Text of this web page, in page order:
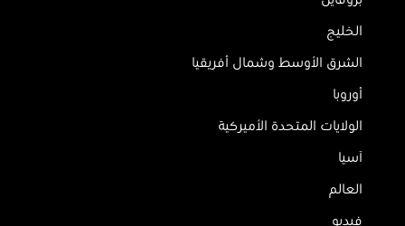
الخليج
الشرق الأوسط وشمال أفريقيا
أوروبا
الولايات المتحدة الأميركية
آسيا
العالم
فيديو